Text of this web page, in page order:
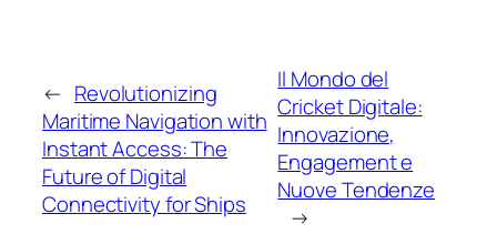
← Revolutionizing
Maritime Navigation with
Instant Access: The
Future of Digital
Connectivity for Ships
Il Mondo del
Cricket Digitale:
Innovazione,
Engagement e
Nuove Tendenze
→